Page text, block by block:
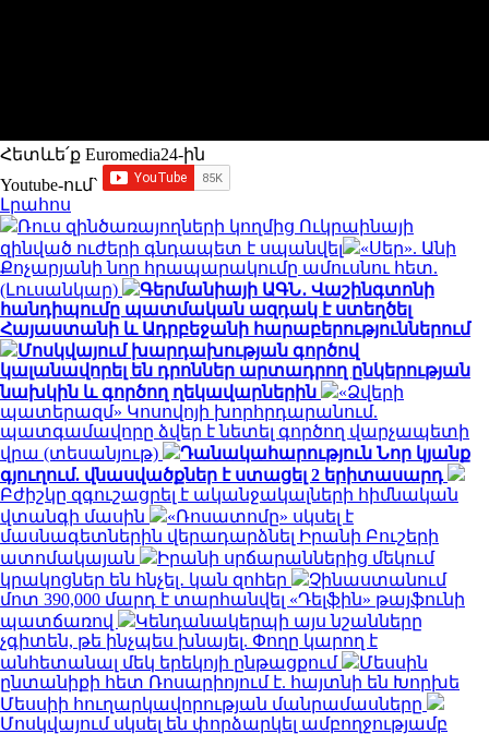
Հետևե՛ք Euromedia24-ին
Youtube-ում`
Լրահոս
Ռուս զինծառայողների կողմից Ուկրաինայի
զինված ուժերի գնդապետ է սպանվել
«Սեր». Անի
Քոչարյանի նոր հրապարակումը ամուսնու հետ.
(Լուսանկար)
Գերմանիայի ԱԳՆ․ Վաշինգտոնի
հանդիպումը պատմական ազդակ է ստեղծել
Հայաստանի և Ադրբեջանի հարաբերություններում
Մոսկվայում խարդախության գործով
կալանավորել են դրոններ արտադրող ընկերության
նախկին և գործող ղեկավարներին
«Ձվերի
պատերազմ» Կոսովոյի խորհրդարանում.
պատգամավորը ձվեր է նետել գործող վարչապետի
վրա (տեսանյութ)
Դանակահարություն Նոր կյանք
գյուղում. վնասվածքներ է ստացել 2 երիտասարդ
Բժիշկը զգուշացրել է ականջակալների հիմնական
վտանգի մասին
«Ռոսատոմը» սկսել է
մասնագետներին վերադարձնել Իրանի Բուշերի
ատոմակայան
Իրանի սրճարաններից մեկում
կրակոցներ են հնչել․ կան զոհեր
Չինաստանում
մոտ 390,000 մարդ է տարհանվել «Դելֆին» թայֆունի
պատճառով
Կենդանակերպի այս նշանները
չգիտեն, թե ինչպես խնայել. Փողը կարող է
անհետանալ մեկ երեկոյի ընթացքում
Մեսսին
ընտանիքի հետ Ռոսարիոյում է. հայտնի են Խորխե
Մեսսիի հուղարկավորության մանրամասները
Մոսկվայում սկսել են փորձարկել ամբողջությամբ